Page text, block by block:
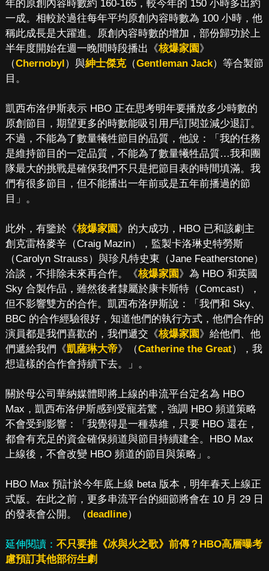
年的原創內容時數約 160-165，較今年的 150 小時多出約
一成。相較於過往每年平均原創內容時數為 100 小時，他
稱此成長是大躍進。原創內容時數的增加，部份歸功於上
半年度開始在週一晚間時段播出《核爆家園》
（Chernobyl）與紳士傑克（Gentleman Jack）等合製節
目。
凱西布洛伊斯表示 HBO 正在思考明年要播放多少時數的
原創節目，期望更多的時數能吸引用戶訂閱並減少退訂。
不過，不能為了數量犧牲節目的品質，他說：「我的任務
是維持節目的一定品質，不能為了數量犧牲品質…我和團
隊最大的挑戰是確保我們不只是把節目表的時間填滿。我
們有很多節目，但不能播出一年前或是五年前播過的節
目」。
此外，有鑒於《核爆家園》的大成功，HBO 已和該劇主
創克雷格麥辛（Craig Mazin），監製卡洛琳史特勞斯
（Carolyn Strauss）與珍凡特史東（Jane Featherstone）
洽談，不排除未來再合作。《核爆家園》為 HBO 和英國
Sky 合製作品，雖然後者隸屬於康卡斯特（Comcast），
但不影響雙方的合作。凱西布洛伊斯說：「我們和 Sky、
BBC 的合作經驗很好，知道他們的執行方式，他們合作的
演員都是我們喜歡的，我們遞交《核爆家園》給他們、他
們遞給我們《凱薩琳大帝》（Catherine the Great），我
想這樣的合作會持續下去。」。
關於母公司華納媒體即將上線的串流平台定名為 HBO
Max，凱西布洛伊斯感到受寵若驚，強調 HBO 頻道策略
不會受到影響：「我覺得是一種恭維，只要 HBO 還在，
都會有充足的資金確保頻道與節目持續建全。HBO Max
上線後，不會改變 HBO 頻道的節目與策略」。
HBO Max 預計於今年底上線 beta 版本，明年春天上線正
式版。在此之前，更多串流平台的細節將會在 10 月 29 日
的發表會公開。（deadline）
延伸閱讀： 不只要推《冰與火之歌》前傳？HBO高層曝考
慮預訂其他部衍生劇